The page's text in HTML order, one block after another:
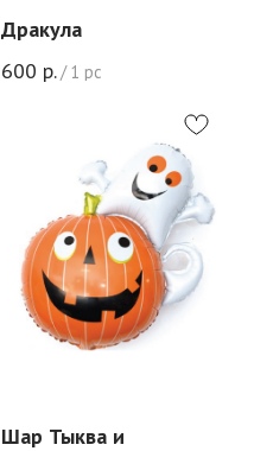
Дракула
600 р./ 1 pc
Шар Тыква и